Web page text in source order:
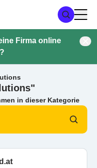
Firma online
in dieser Kategorie